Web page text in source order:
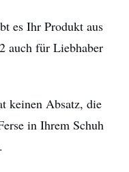
es Ihr Produkt aus
auch für Liebhaber
keinen Absatz, die
in Ihrem Schuh